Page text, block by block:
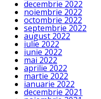
decembrie 2022
noiembrie 2022
octombrie 2022
septembrie 2022
august 2022
iulie 2022
iunie 2022
mai 2022
aprilie 2022
martie 2022
ianuarie 2022
decembrie 2021